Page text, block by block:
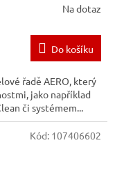
Na dotaz
Do košíku
řadě AERO, který
jako například
či systémem...
Kód: 107406602